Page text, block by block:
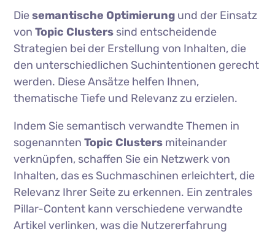
Diesemantische Optimierung und der Einsatz
vonTopic Clusters sind entscheidende
Strategien bei der Erstellung von Inhalten, die
den unterschiedlichen Suchintentionen gerecht
werden. Diese Ansätze helfen Ihnen,
thematische Tiefe und Relevanz zu erzielen.
Indem Sie semantisch verwandte Themen in
sogenanntenTopic Clusters miteinander
verknüpfen, schaffen Sie ein Netzwerk von
Inhalten, das es Suchmaschinen erleichtert, die
Relevanz Ihrer Seite zu erkennen. Ein zentrales
Pillar-Content kann verschiedene verwandte
Artikel verlinken, was die Nutzererfahrung